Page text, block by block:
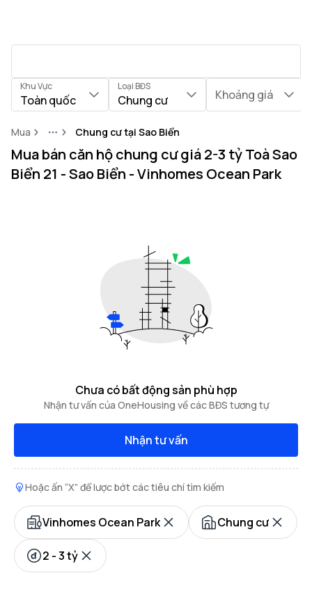
Khu Vực
Toàn quốc
Loại BĐS
Chung cư Khoảng giá
Mua MoreChung cư tại Sao Biển
Mua bán căn hộ chung cư giá 2-3 tỷ Toà Sao
Biển 21 - Sao Biển - Vinhomes Ocean Park
Chưa có bất động sản phù hợp
Nhận tư vấn của OneHousing về các BĐS tương tự
Nhận tư vấn
Hoặc ấn “X” để lược bớt các tiêu chí tìm kiếm
Vinhomes Ocean Park Chung cư
2 - 3 tỷ